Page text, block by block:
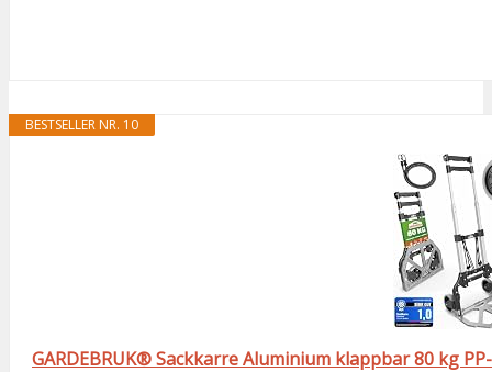
BESTSELLER NR. 10
GARDEBRUK® Sackkarre Aluminium klappbar 80 kg